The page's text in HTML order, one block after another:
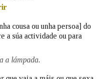
cousa ou unha persoa] do
a súa actividade ou para
a lámpada.